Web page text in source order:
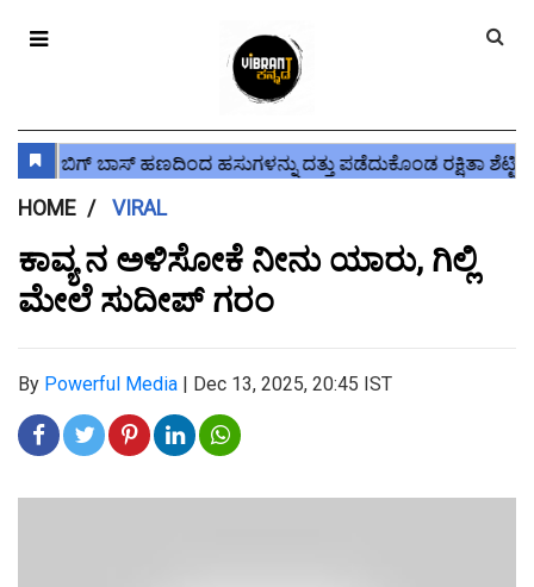
HOME VIRAL
ಕಾವ್ಯ ನ ಅಳಿಸೋಕೆ ನೀನು ಯಾರು, ಗಿಲ್ಲಿ
ಮೇಲೆ ಸುದೀಪ್ ಗರಂ
By Powerful Media | Dec 13, 2025, 20:45 IST